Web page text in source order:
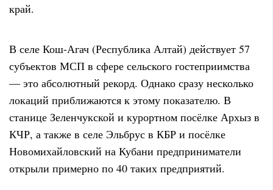
край.
В селе Кош-Агач (Республика Алтай) действует 57
субъектов МСП в сфере сельского гостеприимства
— это абсолютный рекорд. Однако сразу несколько
локаций приближаются к этому показателю. В
станице Зеленчукской и курортном посёлке Архыз в
КЧР, а также в селе Эльбрус в КБР и посёлке
Новомихайловский на Кубани предприниматели
открыли примерно по 40 таких предприятий.